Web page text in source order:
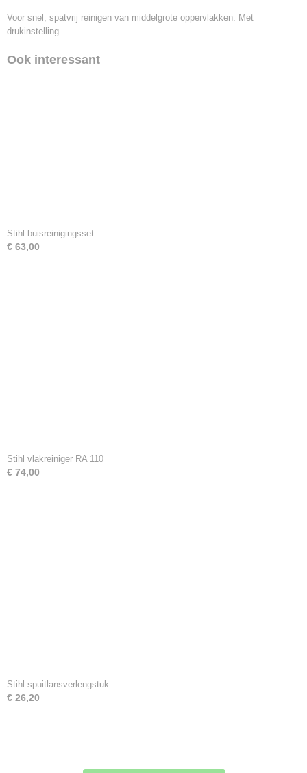
Voor snel, spatvrij reinigen van middelgrote oppervlakken. Met
drukinstelling.
Ook interessant
Stihl buisreinigingsset
€ 63,00
Stihl vlakreiniger RA 110
€ 74,00
Stihl spuitlansverlengstuk
€ 26,20